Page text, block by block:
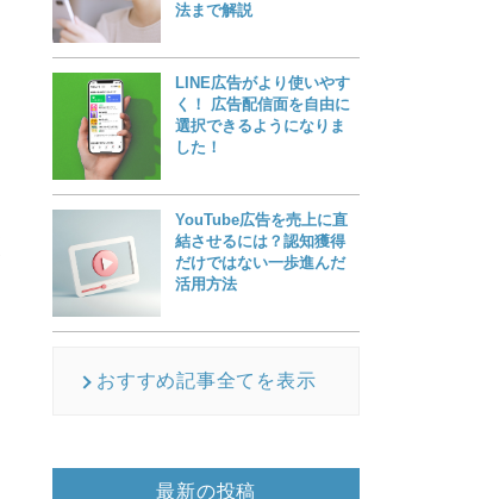
法まで解説
LINE広告がより使いやす
く！ 広告配信面を自由に
選択できるようになりま
した！
YouTube広告を売上に直
結させるには？認知獲得
だけではない一歩進んだ
活用方法
おすすめ記事全てを表示
最新の投稿